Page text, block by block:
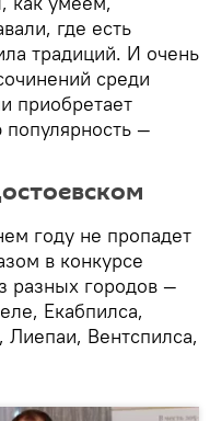
где есть
традиций. И очень
среди
приобретает
—
году не пропадет
в конкурсе
разных городов —
Екабпилса,
Лиепаи, Вентспилса,